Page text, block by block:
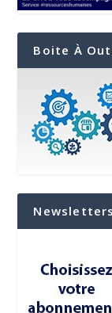
Boite À
Newsletters